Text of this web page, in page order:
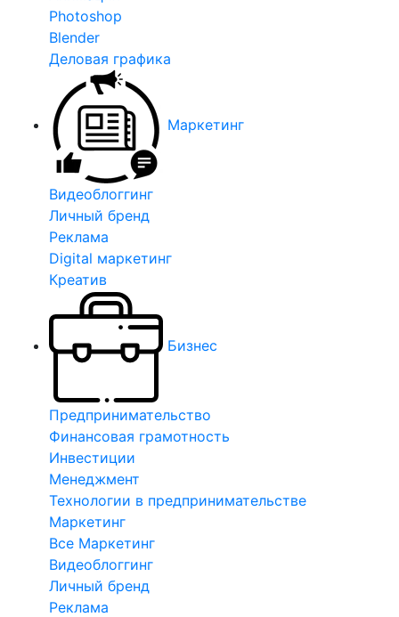
Photoshop
Blender
Деловая графика
Маркетинг
Видеоблоггинг
Личный бренд
Реклама
Digital маркетинг
Креатив
Бизнес
Предпринимательство
Финансовая грамотность
Инвестиции
Менеджмент
Технологии в предпринимательстве
Маркетинг
Все Маркетинг
Видеоблоггинг
Личный бренд
Реклама